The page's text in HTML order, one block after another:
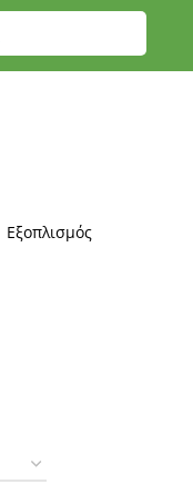
Εξοπλισμός